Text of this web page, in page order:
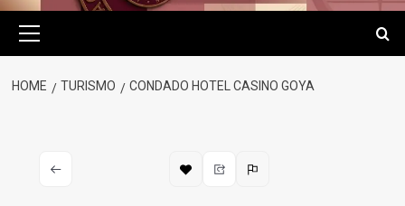
Menu
HOME TURISMO CONDADO HOTEL CASINO GOYA